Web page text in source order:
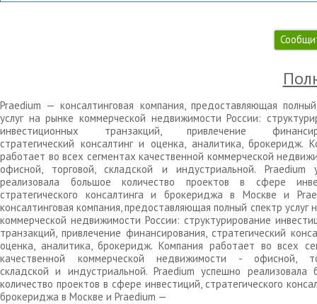
Praedium — консалтинговая компания, предоставляющая
услуг на рынке коммерческой недвижимости России:
инвестиционных транзакций, привлечение
стратегический консалтинг и оценка, аналитика, брокеридж.
работает во всех сегментах качественной коммерческой
офисной, торговой, складской и индустриальной. Praedium
реализовала большое количество проектов в сфере
стратегического консалтинга и брокериджа в Москве и
консалтинговая компания, предоставляющая полный спектр услуг
коммерческой недвижимости России: структурирование
транзакций, привлечение финансирования, стратегический
оценка, аналитика, брокеридж. Компания работает во всех
качественной коммерческой недвижимости - офисной,
складской и индустриальной. Praedium успешно реализовала
количество проектов в сфере инвестиций, стратегического
брокериджа в Москве и Praedium —